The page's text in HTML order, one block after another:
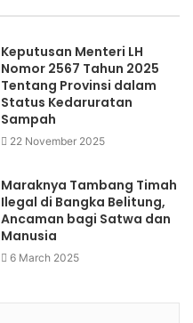
Keputusan Menteri LH
Nomor 2567 Tahun 2025
Tentang Provinsi dalam
Status Kedaruratan
Sampah
22 November 2025
Maraknya Tambang Timah
Ilegal di Bangka Belitung,
Ancaman bagi Satwa dan
Manusia
6 March 2025